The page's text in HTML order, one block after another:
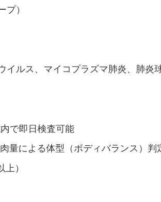
プ）
イルス、マイコプラズマ肺炎、肺炎
で即日検査可能
量による体型（ボディバランス）判
）